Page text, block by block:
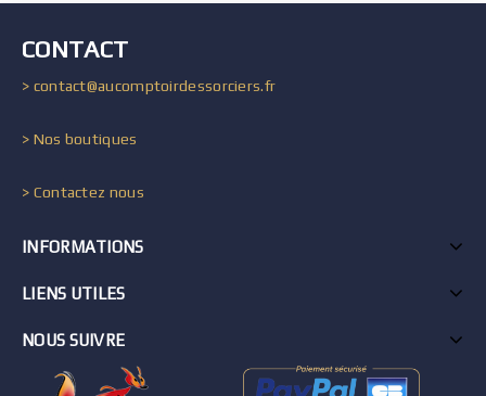
CONTACT
> contact@aucomptoirdessorciers.fr
> Nos boutiques
> Contactez nous
INFORMATIONS
LIENS UTILES
NOUS SUIVRE